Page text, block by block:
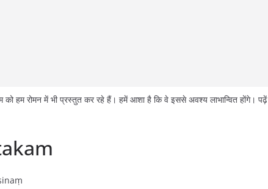
हम रोमन में भी प्रस्तुत कर रहे हैं। हमें आशा है कि वे इससे अवश्य लाभान्वित होंगे। पढ़ें